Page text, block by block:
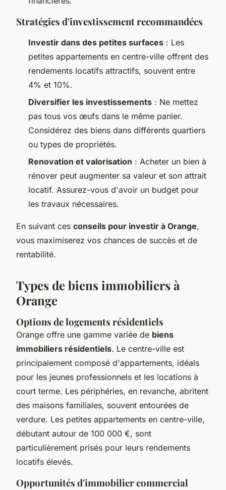
Stratégies d'investissement recommandées
Investir dans des petites surfaces : Les
petites appartements en centre-ville offrent des
rendements locatifs attractifs, souvent entre
4% et 10%.
Diversifier les investissements : Ne mettez
pas tous vos œufs dans le même panier.
Considérez des biens dans différents quartiers
ou types de propriétés.
Renovation et valorisation : Acheter un bien à
rénover peut augmenter sa valeur et son attrait
locatif. Assurez-vous d'avoir un budget pour
les travaux nécessaires.
En suivant ces conseils pour investir à Orange,
vous maximiserez vos chances de succès et de
rentabilité.
Types de biens immobiliers à
Orange
Options de logements résidentiels
Orange offre une gamme variée de biens
immobiliers résidentiels. Le centre-ville est
principalement composé d'appartements, idéals
pour les jeunes professionnels et les locations à
court terme. Les périphéries, en revanche, abritent
des maisons familiales, souvent entourées de
verdure. Les petites appartements en centre-ville,
débutant autour de 100 000 €, sont
particulièrement prisés pour leurs rendements
locatifs élevés.
Opportunités d'immobilier commercial